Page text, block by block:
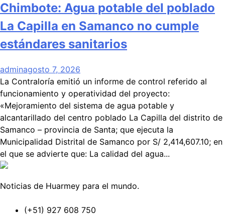
Chimbote: Agua potable del poblado
La Capilla en Samanco no cumple
estándares sanitarios
adminagosto 7, 2026
La Contraloría emitió un informe de control referido al
funcionamiento y operatividad del proyecto:
«Mejoramiento del sistema de agua potable y
alcantarillado del centro poblado La Capilla del distrito de
Samanco – provincia de Santa; que ejecuta la
Municipalidad Distrital de Samanco por S/ 2,414,607.10; en
el que se advierte que: La calidad del agua...
Noticias de Huarmey para el mundo.
(+51) 927 608 750